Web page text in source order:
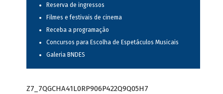
Reserva de ingressos
Filmes e festivais de cinema
Receba a programação
Concursos para Escolha de Espetáculos Musicais
Galeria BNDES
Z7_7QGCHA41L0RP906P422Q9Q05H7